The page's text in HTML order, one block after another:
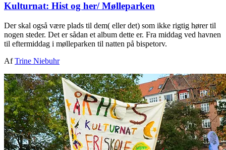
Kulturnat: Hist og her/ Mølleparken
Der skal også være plads til dem( eller det) som ikke rigtig hører til
nogen steder. Det er sådan et album dette er. Fra middag ved havnen
til eftermiddag i mølleparken til natten på bispetorv.
AfTrine Niebuhr